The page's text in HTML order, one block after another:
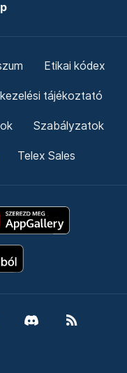
Etikai kódex
tájékoztató
Szabályzatok
Telex Sales